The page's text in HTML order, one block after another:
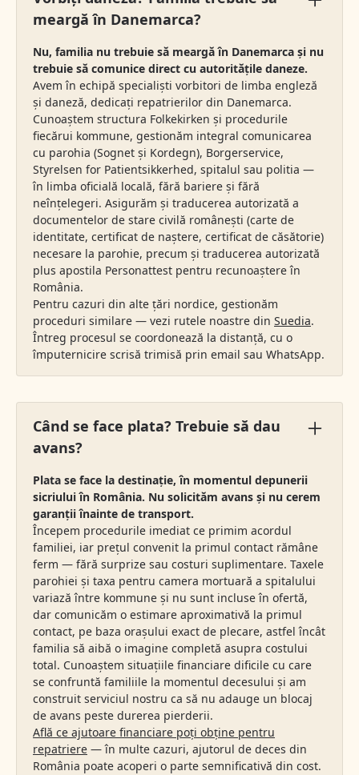
meargă în Danemarca?
Nu, familia nu trebuie să meargă în Danemarca și nu
trebuie să comunice direct cu autoritățile daneze.
Avem în echipă specialiști vorbitori de limba engleză
și daneză, dedicați repatrierilor din Danemarca.
Cunoaștem structura Folkekirken și procedurile
fiecărui kommune, gestionăm integral comunicarea
cu parohia (Sognet și Kordegn), Borgerservice,
Styrelsen for Patientsikkerhed, spitalul sau politia —
în limba oficială locală, fără bariere și fără
neînțelegeri. Asigurăm și traducerea autorizată a
documentelor de stare civilă românești (carte de
identitate, certificat de naștere, certificat de căsătorie)
necesare la parohie, precum și traducerea autorizată
plus apostila Personattest pentru recunoaștere în
România.
Pentru cazuri din alte țări nordice, gestionăm
proceduri similare — vezi rutele noastre din Suedia.
Întreg procesul se coordonează la distanță, cu o
împuternicire scrisă trimisă prin email sau WhatsApp.
Când se face plata? Trebuie să dau
avans?
Plata se face la destinație, în momentul depunerii
sicriului în România. Nu solicităm avans și nu cerem
garanții înainte de transport.
Începem procedurile imediat ce primim acordul
familiei, iar prețul convenit la primul contact rămâne
ferm — fără surprize sau costuri suplimentare. Taxele
parohiei și taxa pentru camera mortuară a spitalului
variază între kommune și nu sunt incluse în ofertă,
dar comunicăm o estimare aproximativă la primul
contact, pe baza orașului exact de plecare, astfel încât
familia să aibă o imagine completă asupra costului
total. Cunoaștem situațiile financiare dificile cu care
se confruntă familiile la momentul decesului și am
construit serviciul nostru ca să nu adauge un blocaj
de avans peste durerea pierderii.
Află ce ajutoare financiare poți obține pentru
repatriere — în multe cazuri, ajutorul de deces din
România poate acoperi o parte semnificativă din cost.